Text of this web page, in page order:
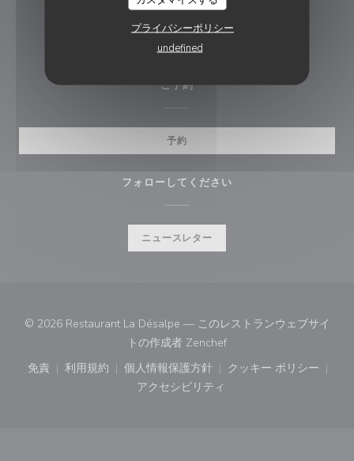
プライバシーポリシー
undefined
Av. de France 5, 1950 Sion, Suisse 1950 Sion
079 888 20 36
ご予約
予約
フォローしてください
ニュースレター
© 2026 Restaurant La Désalpe — このレストランウェブサイ
トの作成者 Zenchef((新しいウィンドウで開
免責
((新しいウィンドウで開きます))
利用規約
((新しいウィンドウで開きます))
個人情報保護方針
((新しいウィンドウで開きます))
クッキー ポリシー
((新しいウィ
アクセシビリティ
((新しいウィンドウで開きます))